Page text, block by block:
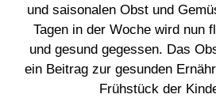
und saisonalen Obst und
Tagen in der Woche wird nun
und gesund gegessen. Das
ein Beitrag zur gesunden
Frühstück der